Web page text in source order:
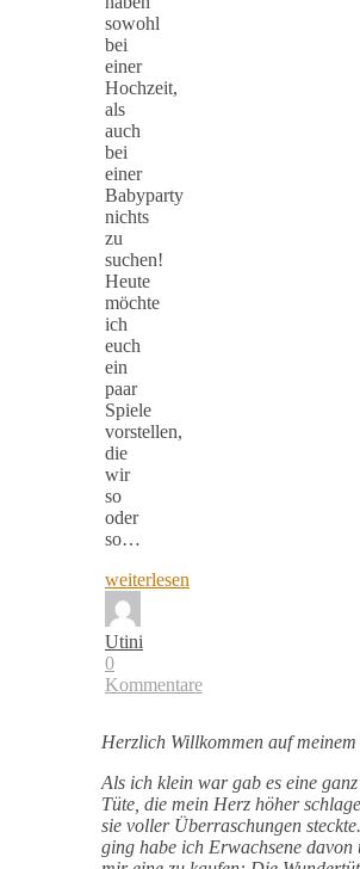
sowohl
bei
einer
Hochzeit,
als
auch
bei
einer
Babyparty
nichts
zu
suchen!
Heute
möchte
ich
euch
ein
paar
Spiele
vorstellen,
die
wir
so
oder
so…
weiterlesen
Utini
0
Kommentare
Herzlich Willkommen auf
Als ich klein war gab es eine
Tüte, die mein Herz höher
sie voller Überraschungen
ging habe ich Erwachsene davon